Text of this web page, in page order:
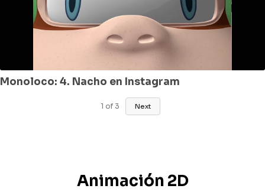
Monoloco: 4. Nacho en Instagram
1 of 3 Next
Animación 2D